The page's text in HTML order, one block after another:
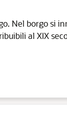
Nel borgo si
al XIX